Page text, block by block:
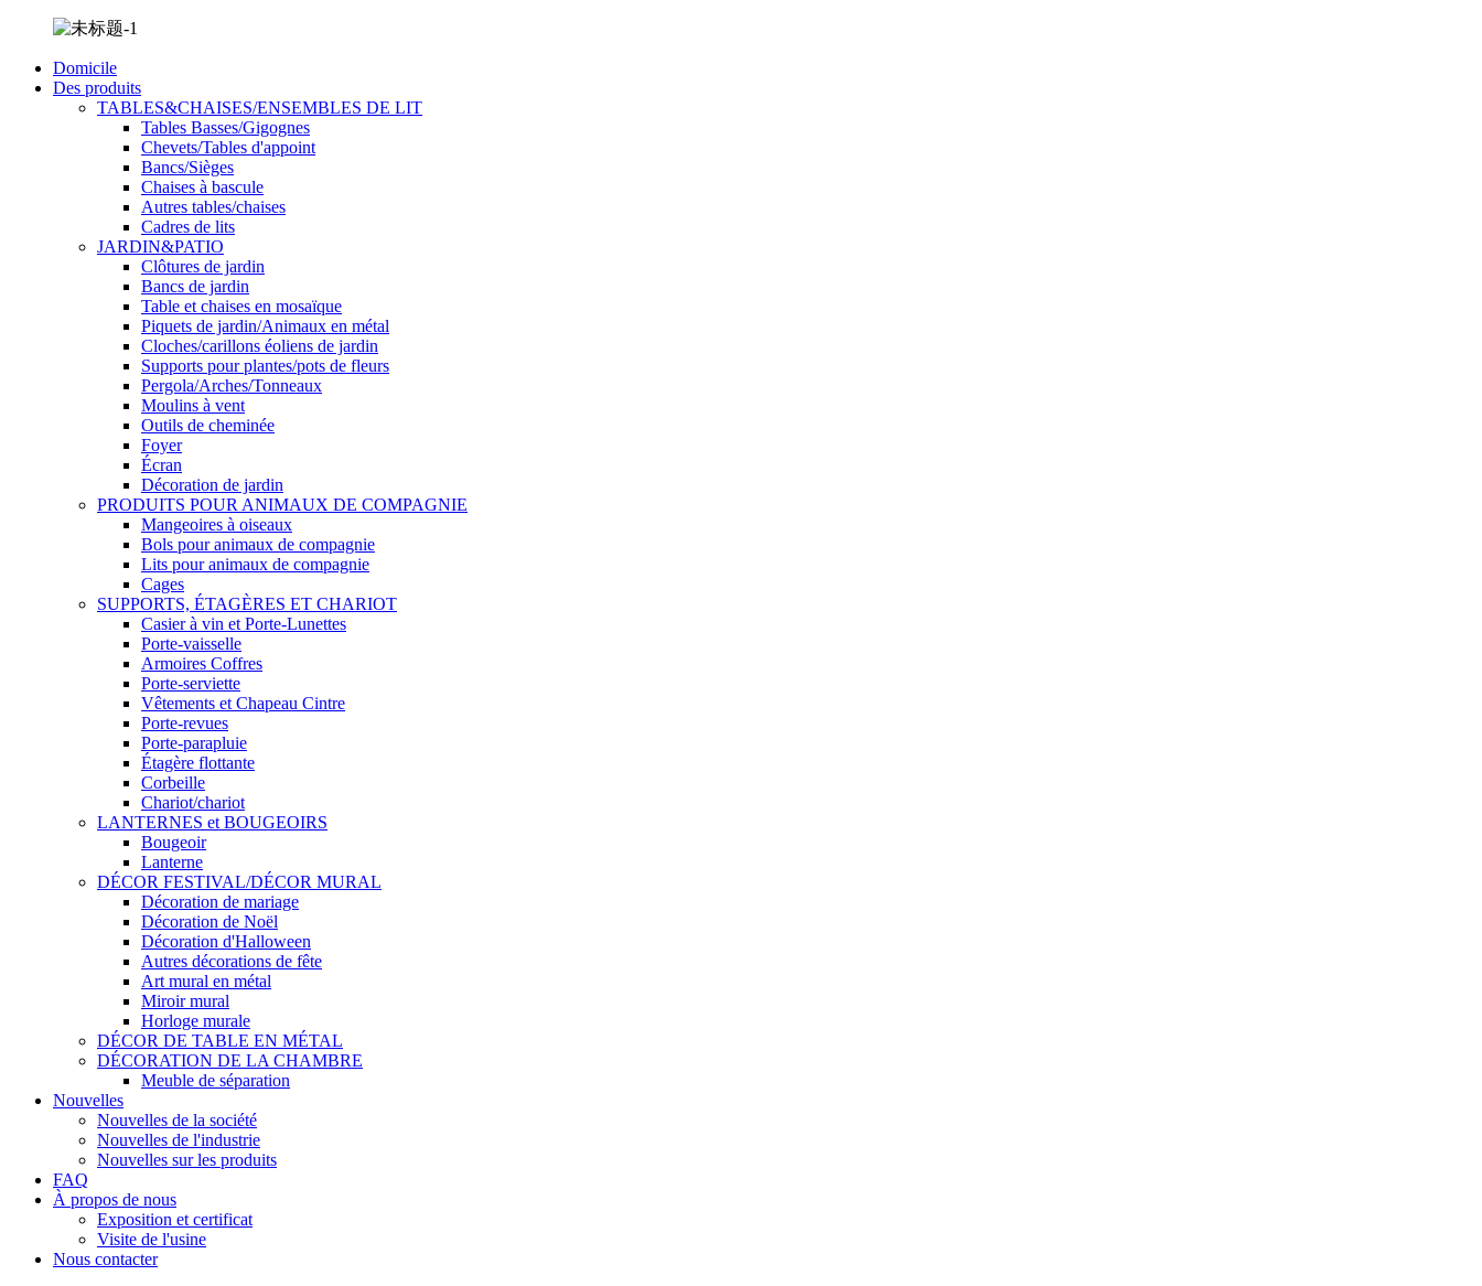
Domicile
Des produits
TABLES&CHAISES/ENSEMBLES DE LIT
Tables Basses/Gigognes
Chevets/Tables d'appoint
Bancs/Sièges
Chaises à bascule
Autres tables/chaises
Cadres de lits
JARDIN&PATIO
Clôtures de jardin
Bancs de jardin
Table et chaises en mosaïque
Piquets de jardin/Animaux en métal
Cloches/carillons éoliens de jardin
Supports pour plantes/pots de fleurs
Pergola/Arches/Tonneaux
Moulins à vent
Outils de cheminée
Foyer
Écran
Décoration de jardin
PRODUITS POUR ANIMAUX DE COMPAGNIE
Mangeoires à oiseaux
Bols pour animaux de compagnie
Lits pour animaux de compagnie
Cages
SUPPORTS, ÉTAGÈRES ET CHARIOT
Casier à vin et Porte-Lunettes
Porte-vaisselle
Armoires Coffres
Porte-serviette
Vêtements et Chapeau Cintre
Porte-revues
Porte-parapluie
Étagère flottante
Corbeille
Chariot/chariot
LANTERNES et BOUGEOIRS
Bougeoir
Lanterne
DÉCOR FESTIVAL/DÉCOR MURAL
Décoration de mariage
Décoration de Noël
Décoration d'Halloween
Autres décorations de fête
Art mural en métal
Miroir mural
Horloge murale
DÉCOR DE TABLE EN MÉTAL
DÉCORATION DE LA CHAMBRE
Meuble de séparation
Nouvelles
Nouvelles de la société
Nouvelles de l'industrie
Nouvelles sur les produits
FAQ
À propos de nous
Exposition et certificat
Visite de l'usine
Nous contacter